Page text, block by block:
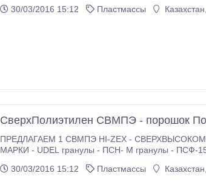
ФТОРОПЛАСТ Ф-3М марки Б порошок 4 .
30/03/2016 15:12 Пластмассы
СверхПолиэтилен СВМПЭ - порошок
ПРЕДЛАГАЕМ 1 СВМПЭ HI-ZEX - СВЕРХВЫСОКОМОЛЕКУЛЯРНЫЙ ПОЛИЭТИЛЕН ; ПОРОШОК белого цвета; 2 ПОЛИСУЛЬФОН
МАРКИ - UDEL гранулы - ПСН- M гранулы - ПСФ-150 гранулы - ПСК - 1 порошок клеевой 3. ФТОРОПЛАСТ МАРКИ - SOLEF PVDF
30/03/2016 15:12
Пластмассы